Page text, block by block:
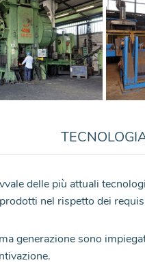
delle più attuali
nel rispetto dei
generazione sono